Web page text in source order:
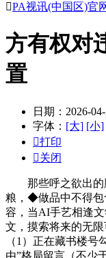
PA视讯(中国区)官
方有权对
置
日期：2026-
字体： [大] [小]
打印
关闭
那些呼之欲出的
粮，◆做品中不得包
容，当AI手艺相逢
文，摸索将来的无
（1）正在藏书楼
由”格局留言（不少